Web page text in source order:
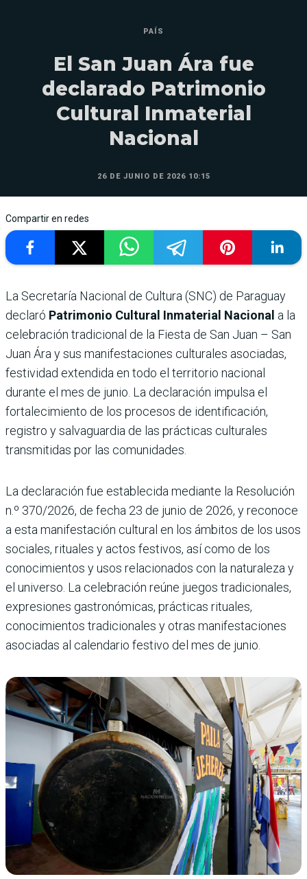
PAÍS
El San Juan Ára fue
declarado Patrimonio
Cultural Inmaterial
Nacional
26 DE JUNIO DE 2026 10:15
Compartir en redes
La Secretaría Nacional de Cultura (SNC) de Paraguay
declaró Patrimonio Cultural Inmaterial Nacional a la
celebración tradicional de la Fiesta de San Juan – San
Juan Ára y sus manifestaciones culturales asociadas,
festividad extendida en todo el territorio nacional
durante el mes de junio. La declaración impulsa el
fortalecimiento de los procesos de identificación,
registro y salvaguardia de las prácticas culturales
transmitidas por las comunidades.
La declaración fue establecida mediante la Resolución
n.º 370/2026, de fecha 23 de junio de 2026, y reconoce
a esta manifestación cultural en los ámbitos de los usos
sociales, rituales y actos festivos, así como de los
conocimientos y usos relacionados con la naturaleza y
el universo. La celebración reúne juegos tradicionales,
expresiones gastronómicas, prácticas rituales,
conocimientos tradicionales y otras manifestaciones
asociadas al calendario festivo del mes de junio.